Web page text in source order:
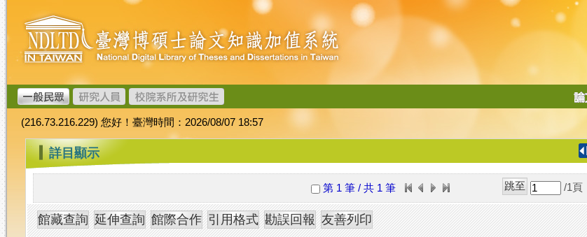
跳
到
主
要
內
容
臺
灣
博
碩
士
論
文
加
值
系
統
導
(216.73.216.229) 您好！臺灣時間：2026/08/07 18:57
::: 詳目顯示
第 1 筆 / 共 1 筆 /1 頁